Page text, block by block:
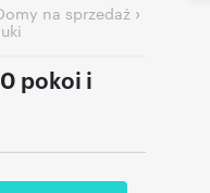
na sprzedaż ›
pokoi i